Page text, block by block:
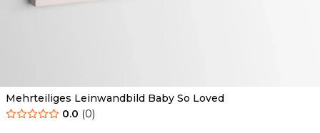
Mehrteiliges Leinwandbild Baby So Loved
0.0 (0)